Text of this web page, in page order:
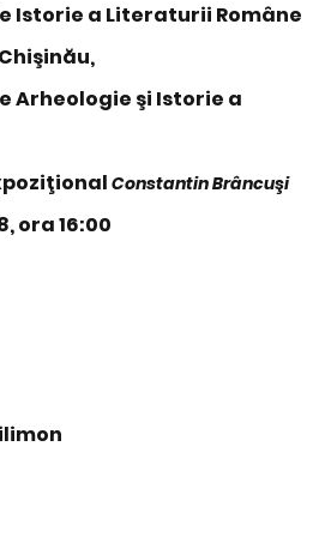
Istorie a Literaturii Române
Arheologie şi Istorie a
Constantin Brâncuşi
ora 16:00